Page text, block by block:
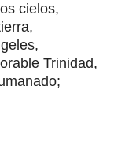
cielos,
Trinidad,